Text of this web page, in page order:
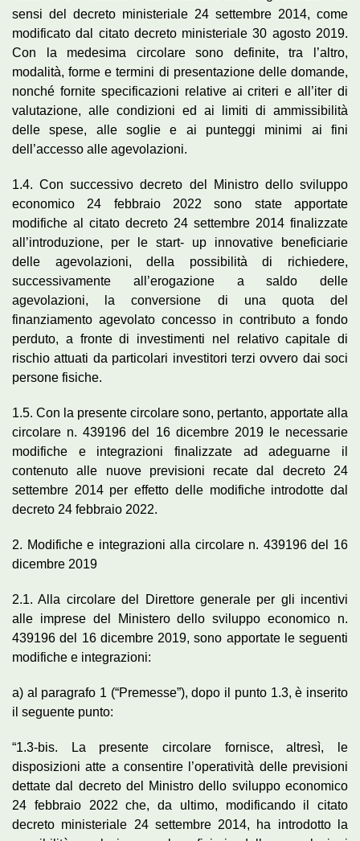
sensi del decreto ministeriale 24 settembre 2014, come
modificato dal citato decreto ministeriale 30 agosto 2019.
Con la medesima circolare sono definite, tra l’altro,
modalità, forme e termini di presentazione delle domande,
nonché fornite specificazioni relative ai criteri e all’iter di
valutazione, alle condizioni ed ai limiti di ammissibilità
delle spese, alle soglie e ai punteggi minimi ai fini
dell’accesso alle agevolazioni.
1.4. Con successivo decreto del Ministro dello sviluppo
economico 24 febbraio 2022 sono state apportate
modifiche al citato decreto 24 settembre 2014 finalizzate
all’introduzione, per le start- up innovative beneficiarie
delle agevolazioni, della possibilità di richiedere,
successivamente all’erogazione a saldo delle
agevolazioni, la conversione di una quota del
finanziamento agevolato concesso in contributo a fondo
perduto, a fronte di investimenti nel relativo capitale di
rischio attuati da particolari investitori terzi ovvero dai soci
persone fisiche.
1.5. Con la presente circolare sono, pertanto, apportate alla
circolare n. 439196 del 16 dicembre 2019 le necessarie
modifiche e integrazioni finalizzate ad adeguarne il
contenuto alle nuove previsioni recate dal decreto 24
settembre 2014 per effetto delle modifiche introdotte dal
decreto 24 febbraio 2022.
2. Modifiche e integrazioni alla circolare n. 439196 del 16
dicembre 2019
2.1. Alla circolare del Direttore generale per gli incentivi
alle imprese del Ministero dello sviluppo economico n.
439196 del 16 dicembre 2019, sono apportate le seguenti
modifiche e integrazioni:
a) al paragrafo 1 (“Premesse”), dopo il punto 1.3, è inserito
il seguente punto:
“1.3-bis. La presente circolare fornisce, altresì, le
disposizioni atte a consentire l’operatività delle previsioni
dettate dal decreto del Ministro dello sviluppo economico
24 febbraio 2022 che, da ultimo, modificando il citato
decreto ministeriale 24 settembre 2014, ha introdotto la